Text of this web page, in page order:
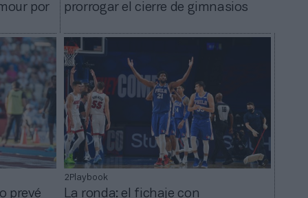
por
prorrogar el cierre de gimnasios
prevé
2Playbook
La ronda: el fichaje con